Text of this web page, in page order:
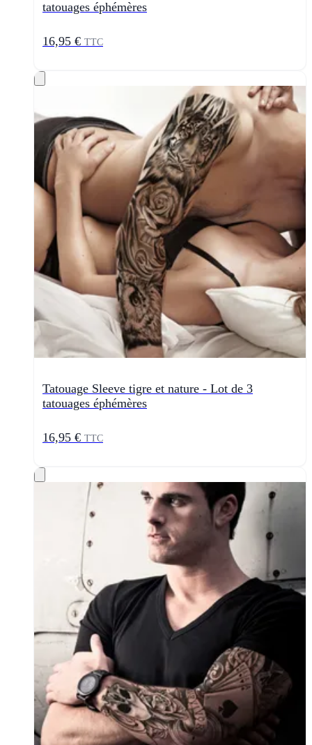
tatouages éphémères
16,95 € TTC
Tatouage Sleeve tigre et nature - Lot de 3
tatouages éphémères
16,95 € TTC